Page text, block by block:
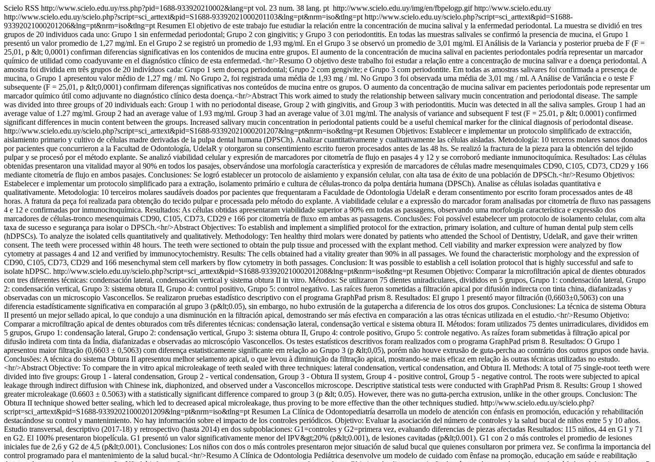
Scielo RSS http://www.scielo.edu.uy/rss.php?pid=1688-933920210002&lang=pt vol. 23 num. 38 lang. pt http://www.scielo.edu.uy/img/en/fbpelogp.gif http://www.scielo.edu.uy
http://www.scielo.edu.uy/scielo.php?script=sci_arttext&pid=S1688-93392021000201103&lng=pt&nrm=iso&tlng=pt http://www.scielo.edu.uy/scielo.php?script=sci_arttext&pid=S1688-
93392021000201206&lng=pt&nrm=iso&tlng=pt Resumen El objetivo de este trabajo fue estudiar la relación entre la concentración de mucina salival y la enfermedad periodontal. La muestra se dividió en tres
grupos de 20 individuos cada uno: Grupo 1 sin enfermedad periodontal; Grupo 2 con gingivitis; y Grupo 3 con periodontitis. En todas las muestras salivales se confirmó la presencia de mucina, el Grupo 1
presentó un valor promedio de 1,27 mg/ml. En el Grupo 2 se registró un promedio de 1,93 mg/ml. En el Grupo 3 se observó un promedio de 3,01 mg/ml. El Análisis de la Variancia y posterior prueba de F (F =
25,01, p &lt; 0,0001) confirman diferencias significativas en los contenidos de mucina entre grupos. El aumento de la concentración de mucina salival en pacientes periodontales podría representar un marcador
químico de utilidad como coadyuvante en el diagnóstico clínico de esta enfermedad.<hr/>Resumo O objetivo deste trabalho foi estudar a relação entre a concentração de mucina salivar e a doença periodontal. A
amostra foi dividida em três grupos de 20 indivíduos cada: Grupo 1 sem doença periodontal; Grupo 2 com gengivite; e Grupo 3 com periodontite. Em todas as amostras salivares foi confirmada a presença de
mucina, o Grupo 1 apresentou valor médio de 1,27 mg / ml. No Grupo 2, foi registrada uma média de 1,93 mg / ml. No Grupo 3 foi observada uma média de 3,01 mg / ml. A Análise de Variância e o teste F
subsequente (F = 25,01, p &lt;0,0001) confirmam diferenças significativas nos conteúdos de mucina entre os grupos. O aumento da concentração de mucina salivar em pacientes periodontais pode representar um
marcador químico útil como adjuvante no diagnóstico clínico desta doença.<hr/>Abstract This work aimed to study the relationship between salivary mucin concentration and periodontal disease. The sample
was divided into three groups of 20 individuals each: Group 1 with no periodontal disease, Group 2 with gingivitis, and Group 3 with periodontitis. Mucin was detected in all the saliva samples. Group 1 had an
average value of 1.27 mg/ml. Group 2 had an average value of 1.93 mg/ml. Group 3 had an average value of 3.01 mg/ml. The analysis of variance and subsequent F test (F = 25.01, p &lt; 0.0001) confirmed
significant differences in mucin content between the groups. Increased salivary mucin concentration in periodontal patients could be a useful chemical marker for the clinical diagnosis of periodontal disease.
http://www.scielo.edu.uy/scielo.php?script=sci_arttext&pid=S1688-93392021000201207&lng=pt&nrm=iso&tlng=pt Resumen Objetivos: Establecer e implementar un protocolo simplificado de extracción,
aislamiento primario y cultivo de células madre derivadas de la pulpa dental humana (DPSCh). Analizar cuantitativamente y cualitativamente las células aisladas. Metodología: 10 terceros molares sanos donados
por pacientes que concurrieron a la Facultad de Odontología, UdelaR y otorgaron su consentimiento escrito fueron procesados antes de las 48 hs. Se realizó la fractura de la pieza para la obtención del tejido
pulpar y se procesó por el método explante. Se analizó viabilidad celular y expresión de marcadores por citometría de flujo en pasajes 4 y 12 y se corroboró mediante inmunocitoquímica. Resultados: Las células
obtenidas presentaron una vitalidad mayor al 90% en todos los pasajes, observándose una morfología característica y expresión de marcadores de células madre mesenquimales CD90, C105, CD73, CD29 y 166
mediante citometría de flujo en ambos pasajes. Conclusiones: Se logró establecer un protocolo de aislamiento y expansión celular, con alta tasa de éxito de una población de DPSCh.<hr/>Resumo Objetivos:
Estabelecer e implementar um protocolo simplificado para a extração, isolamento primário e cultura de células-tronco da polpa dentária humana (DPSCh). Analise as células isoladas quantitativa e
qualitativamente. Metodologia: 10 terceiros molares saudáveis ​​doados por pacientes que frequentaram a Faculdade de Odontologia UdelaR e deram consentimento por escrito foram processados ​​antes de 48
horas. A fratura da peça foi realizada para obtenção do tecido pulpar e processada pelo método do explante. A viabilidade celular e a expressão do marcador foram analisadas por citometría de fluxo nas passagens
4 e 12 e confirmadas por inmunocitoquímica. Resultados: As células obtidas apresentaram viabilidade superior a 90% em todas as passagens, observando uma morfologia característica e expressão dos
marcadores de células-tronco mesenquimais CD90, C105, CD73, CD29 e 166 por citometría de fluxo em ambas as passagens. Conclusões: Foi possível estabelecer um protocolo de isolamento celular, com alta
taxa de sucesso e segurança para isolar o DPSCh.<hr/>Abstract Objectives: To establish and implement a simplified protocol for the extraction, primary isolation, and culture of human dental pulp stem cells
(hDPSCs). To analyze the isolated cells quantitatively and qualitatively. Methodology: Ten healthy third molars were donated by patients who attended the School of Dentistry, UdelaR, and gave their written
consent. The teeth were processed within 48 hours. The teeth were sectioned to obtain the pulp tissue and processed with the explant method. Cell viability and marker expression were analyzed by flow
cytometry at passages 4 and 12 and verified by immunocytochemistry. Results: The cells obtained had a vitality greater than 90% in all passages. We found the characteristic morphology and the expression of
CD90, C105, CD73, CD29 and 166 mesenchymal stem cell markers by flow cytometry in both passages. Conclusion: It was possible to establish a cell isolation protocol that is highly successful and safe to
isolate hDPSC. http://www.scielo.edu.uy/scielo.php?script=sci_arttext&pid=S1688-93392021000201208&lng=pt&nrm=iso&tlng=pt Resumen Objetivo: Comparar la microfiltración apical de dientes obturados
con tres diferentes técnicas: condensación lateral, condensación vertical y sistema obtura II in vitro. Métodos: Se utilizaron 75 dientes uniradiculares, divididos en 5 grupos, Grupo 1: condensación lateral, Grupo
2: condensación vertical, Grupo 3: sistema obtura II, Grupo 4: control positivo, Grupo 5: control negativo. Las raíces fueron sometidas a filtración apical por difusión indirecta con tinta china, diafanizadas y
observadas con un microscopio Vasconcellos. Se realizaron pruebas estadístico descriptivo con el programa GraphPad prism 8. Resultados: El grupo 1 presentó mayor filtración (0,6603±0,5063) con una
diferencia estadísticamente significativa en comparación al grupo 3 (p&lt;0.05), sin embargo, no hubo extrusión de la gutapercha a diferencia de los otros dos grupos. Conclusiones: La técnica de sistema Obtura
II presentó un mejor sellado apical, lo que condujo a una disminución en la filtración apical, demostrando ser más efectiva en comparación a las otras técnicas utilizada en el estudio.<hr/>Resumo Objetivo:
Comparar a microfiltração apical de dentes obturados com três diferentes técnicas: condensação lateral, condensação vertical e sistema obtura II. Métodos: foram utilizados 75 dentes unirradiculares, divididos em
5 grupos, Grupo 1: condensação lateral, Grupo 2: condensação vertical, Grupo 3: sistema obtura II, Grupo 4: controle positivo, Grupo 5: controle negativo. As raízes foram submetidas à filtração apical por
difusão indireta com tinta da Índia, diafanizadas e observadas ao microscópio Vasconcellos. Os testes estatísticos descritivos foram realizados com o programa GraphPad prism 8. Resultados: O Grupo 1
apresentou maior filtração (0,6603 ± 0,5063) com diferença estatisticamente significante em relação ao Grupo 3 (p &lt;0,05), porém não houve extrusão de guta-percha ao contrário dos outros grupos onde havia.
Conclusões: A técnica do sistema Obtura II apresentou melhor selamento apical, o que levou à diminuição da filtração apical, mostrando-se mais eficaz em relação às outras técnicas utilizadas no estudo.
<hr/>Abstract Objective: To compare the in vitro apical microleakage of teeth sealed with three techniques: lateral condensation, vertical condensation, and Obtura II. Methods: A total of 75 single-root teeth were
divided into five groups: Group 1 - lateral condensation, Group 2 - vertical condensation, Group 3 - Obtura II system, Group 4 - positive control, Group 5 - negative control. The roots were subjected to apical
leakage through indirect diffusion with Chinese ink, diaphonized, and observed under a Vasconcellos microscope. Descriptive statistical tests were conducted with GraphPad Prism 8. Results: Group 1 showed
greater microleakage (0.6603 ± 0.5063) with a statistically significant difference compared to group 3 (p &lt; 0.05). However, there was no gutta-percha extrusion, unlike in the other groups. Conclusion: The
Obtura II technique showed better sealing, which led to decreased apical microleakage, thus proving to be more effective than the other techniques studied. http://www.scielo.edu.uy/scielo.php?
script=sci_arttext&pid=S1688-93392021000201209&lng=pt&nrm=iso&tlng=pt Resumen La Clínica de Odontopediatría desarrolla un modelo de atención con énfasis en promoción, educación y rehabilitación
destacándose su control y mantenimiento. No hay información sobre el impacto de los controles periódicos. Objetivo: Evaluar la asociación del número de controles y la salud bucal de niños entre 5 y 10 años.
Estudio transversal, descriptivo (2017-18) y retrospectivo (hasta 2014) en dos subpoblaciones: G1=controles y G2=primera vez, evaluando diferencias de piezas afectadas Resultados: 115 niños, 44 en G1 y 71
en G2. El 100% presentaron biopelícula. G1 presentó un valor significativamente menor del IPV&gt;20% (p&lt;0.001), de lesiones cavitadas (p&lt;0.001). G1 con 2 o más controles el promedio de lesiones
iniciales fue de 2,6 y G2 de 4,5 (p&lt;0.001). Conclusiones: Los niños con dos o más controles presentaron mejor situación de salud bucal que quienes consultaron por primera vez. Se confirma la importancia del
control programado para el mantenimiento de la salud bucal.<hr/>Resumo A Clínica de Odontologia Pediátrica desenvolve um modelo de cuidado com ênfase na promoção, educação em saúde e reabilitação